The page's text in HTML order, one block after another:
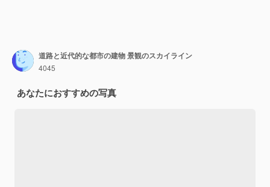
道路と近代的な都市の建物 景観のスカイライン
4045
あなたにおすすめの写真